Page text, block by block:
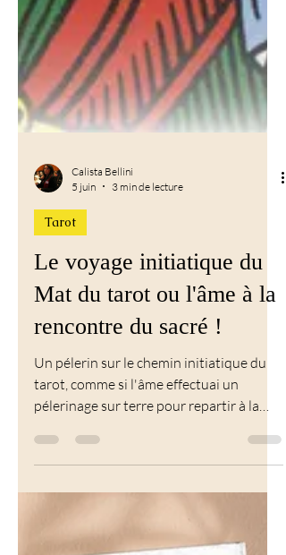
Calista Bellini
5 juin
3 min de lecture
Tarot
Mat du tarot ou l'âme à la
rencontre du sacré !